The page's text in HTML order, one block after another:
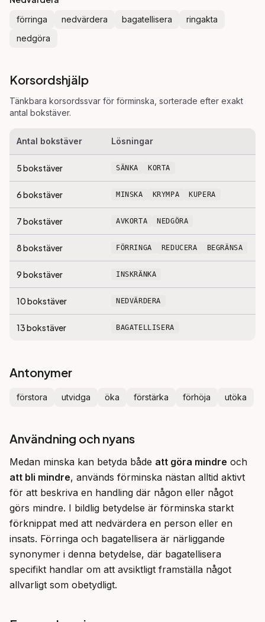
förringa nedvärdera bagatellisera
ringakta
nedgöra
Korsordshjälp
Tänkbara korsordssvar för förminska , sorterade efter exakt
antal bokstäver.
Antal bokstäver Lösningar
5bokstäver SÄNKA KORTA
6bokstäver MINSKA KRYMPA KUPERA
7bokstäver AVKORTA NEDGÖRA
8bokstäver FÖRRINGA REDUCERA BEGRÄNSA
9bokstäver INSKRÄNKA
10bokstäver NEDVÄRDERA
13bokstäver BAGATELLISERA
Antonymer
förstora utvidga öka förstärka förhöja utöka
Användning och nyans
Medan minska kan betyda både att göra mindre
att bli mindre, används förminska nästan alltid aktivt
för att beskriva en handling där någon eller något
görs mindre. I bildlig betydelse är förminska starkt
förknippat med att nedvärdera en person eller en
insats. Förringa och bagatellisera är närliggande
synonymer i denna betydelse, där bagatellisera
specifikt handlar om att avsiktligt framställa något
allvarligt som obetydligt.